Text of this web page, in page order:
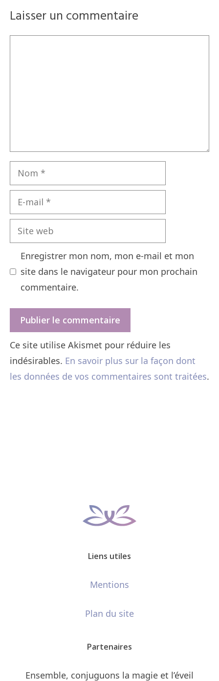
Laisser un commentaire
Nom
mail
Site
web
Enregistrer mon nom, mon e-mail et mon
site dans le navigateur pour mon prochain
commentaire.
Ce site utilise Akismet pour réduire les
indésirables. En savoir plus sur la façon dont
les données de vos commentaires sont traitées.
Liens utiles
Mentions
Plan du site
Partenaires
Ensemble, conjuguons la magie et l’éveil